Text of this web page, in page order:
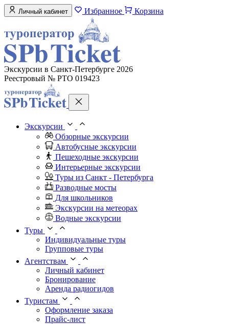
Личный кабинет Избранное Корзина
Экскурсии в Санкт-Петербурге 2026
Реестровый № РТО 019423
Экскурсии
Обзорные экскурсии
Автобусные экскурсии
Пешеходные экскурсии
Интерьерные экскурсии
Туры из Санкт - Петербурга
Разводные мосты
Для школьников
Экскурсии на метеорах
Водные экскурсии
Туры
Индивидуальные туры
Групповые туры
Агентствам
Личный кабинет
Бронирование
Аренда радиогидов
Туристам
Оформление заказа
Прайс-лист